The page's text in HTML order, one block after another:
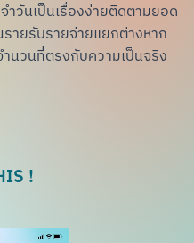
ำวันเป็นเรื่องง่ายติดตามยอด
รายรับรายจ่ายแยกต่างหาก
นวนที่ตรงกับความเป็นจริง
!